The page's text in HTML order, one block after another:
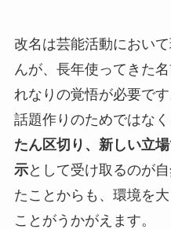
改名は芸能活動におい
んが、長年使ってきた
れなりの覚悟が必要で
話題作りのためではなく
たん区切り、新しい立
示として受け取るのが
たことからも、環境を
ことがうかがえます。